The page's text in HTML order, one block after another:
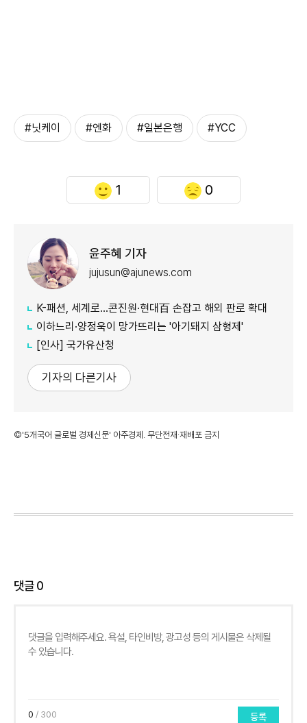
#닛케이 #엔화 #일본은행 #YCC
1 0
윤주혜 기자
jujusun@ajunews.com
K-패션, 세계로…콘진원·현대百 손잡고 해외 판로 확대
이하느리·양정욱이 망가뜨리는 '아기돼지 삼형제'
[인사] 국가유산청
기자의 다른기사
©'5개국어 글로벌 경제신문' 아주경제. 무단전재·재배포 금지
댓글0
0 / 300 등록